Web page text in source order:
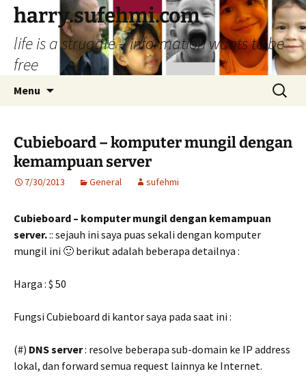
Skip
content
harry.sufehmi.com
life is a struggle – information wants to be
free
Menu
Search
for:
Cubieboard – komputer mungil dengan
kemampuan server
7/30/2013 General sufehmi
Cubieboard – komputer mungil dengan kemampuan
server.:: sejauh ini saya puas sekali dengan komputer
mungil ini 🙂 berikut adalah beberapa detailnya :
Harga : $ 50
Fungsi Cubieboard di kantor saya pada saat ini :
(#) DNS server: resolve beberapa sub-domain ke IP address
lokal, dan forward semua request lainnya ke Internet.